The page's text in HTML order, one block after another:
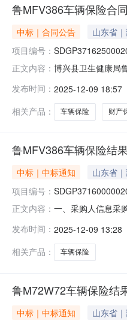
鲁MFV386车辆保险合
中标｜合同公告 山东省
项目编号：
正文内容： 博兴县卫生健康局
（乙方）：中国人
发布时间： 2025-12-09 18:57
相关产品：
车辆保险 财产
鲁MFV386车辆保险结
中标｜中标通知 山东省
项目编号：
正文内容： 一、采购人信息采
辆保险框架协议合
发布时间： 2025-12-09 13:28
相关产品：
车辆保险
鲁M72W72车辆保险结
中标｜中标通知 山东省